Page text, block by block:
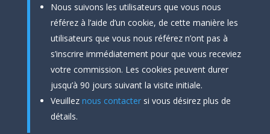
Nous suivons les utilisateurs que vous nous
référez à l’aide d’un cookie, de cette manière les
utilisateurs que vous nous référez n’ont pas à
s’inscrire immédiatement pour que vous receviez
votre commission. Les cookies peuvent durer
jusqu’à 90 jours suivant la visite initiale.
Veuillez nous contactersi vous désirez plus de
détails.